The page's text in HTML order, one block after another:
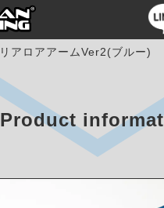
リアロアアームVer2(ブルー)
Product